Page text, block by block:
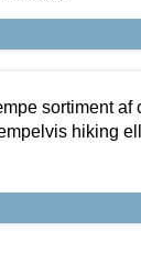
sortiment af
hiking